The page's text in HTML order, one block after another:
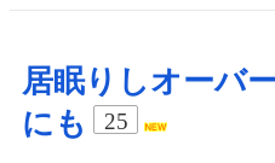
居眠りしオーバ
にも
25